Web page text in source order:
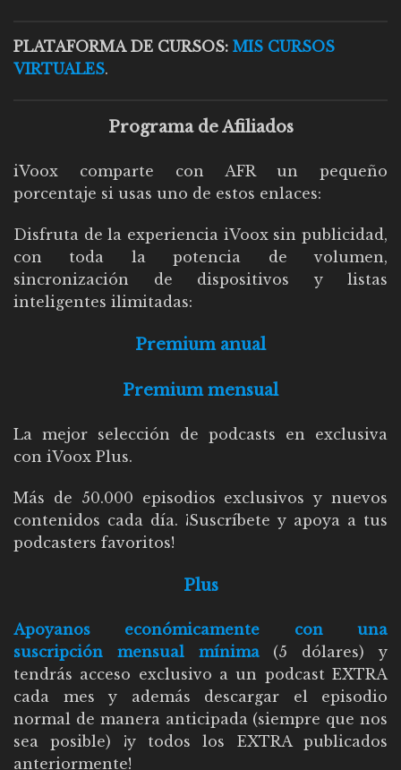
PLATAFORMA DE CURSOS: MIS CURSOS
VIRTUALES.
Programa de Afiliados
iVoox comparte con AFR un pequeño
porcentaje si usas uno de estos enlaces:
Disfruta de la experiencia iVoox sin publicidad,
con toda la potencia de volumen,
sincronización de dispositivos y listas
inteligentes ilimitadas:
Premium anual
Premium mensual
La mejor selección de podcasts en exclusiva
con iVoox Plus.
Más de 50.000 episodios exclusivos y nuevos
contenidos cada día. ¡Suscríbete y apoya a tus
podcasters favoritos!
Plus
Apoyanos económicamente con una
suscripción mensual mínima(5 dólares) y
tendrás acceso exclusivo a un podcast EXTRA
cada mes y además descargar el episodio
normal de manera anticipada (siempre que nos
sea posible) ¡y todos los EXTRA publicados
anteriormente!